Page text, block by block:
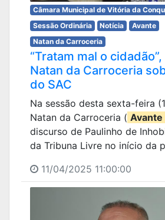
Câmara Municipal de Vitória da
Sessão Ordinária
Notícia
Avante
Natan da Carroceria
“Tratam mal o
Natan da Carroceria
do SAC
Na sessão desta sexta-feira
Natan da Carroceria ( Avante
discurso de Paulinho de
da Tribuna Livre no início da
11/04/2025 11:00:00